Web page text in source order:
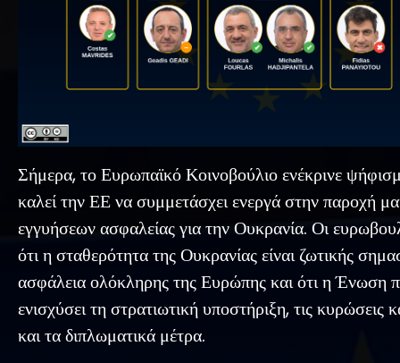
Σήμερα, το Ευρωπαϊκό Κοινοβούλιο ενέκρινε
καλεί την ΕΕ να συμμετάσχει ενεργά στην παροχή
εγγυήσεων ασφαλείας για την Ουκρανία. Οι
ότι η σταθερότητα της Ουκρανίας είναι ζωτικής
ασφάλεια ολόκληρης της Ευρώπης και ότι η Ένωση
ενισχύσει τη στρατιωτική υποστήριξη, τις κυρώσεις
και τα διπλωματικά μέτρα.